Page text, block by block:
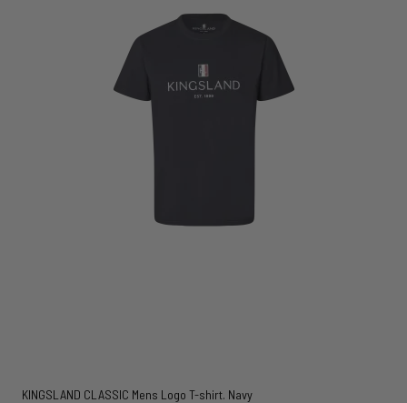
KINGSLAND CLASSIC Mens Logo T-shirt. Navy